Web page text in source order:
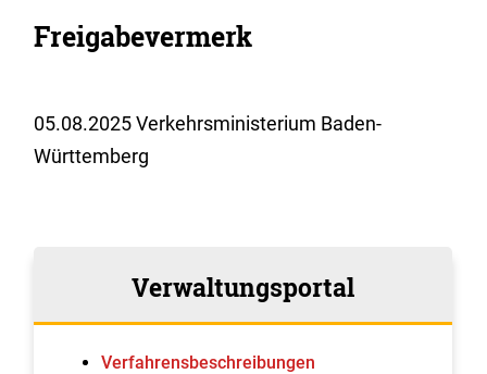
Freigabevermerk
05.08.2025 Verkehrsministerium Baden-
Württemberg
Verwaltungsportal
Verfahrens­beschreibungen